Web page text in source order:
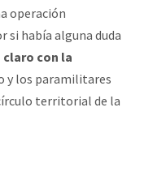
operación
si había alguna duda
claro con la
y los paramilitares
territorial de la